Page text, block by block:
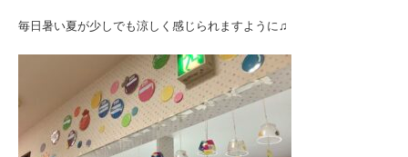
毎日暑い夏が少しでも涼しく感じられますように♫